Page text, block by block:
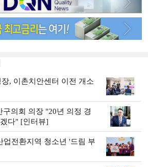
, 이촌치안센터 이전 개소
구의회 의장 "20년 의정 경
다" [인터뷰]
업전환지역 청소년 '드림 부